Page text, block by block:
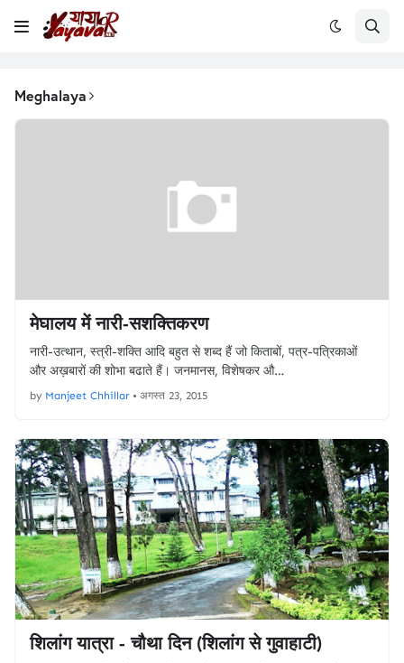
Meghalaya
मेघालय में नारी-सशक्तिकरण
नारी-उत्थान, स्त्री-शक्ति आदि बहुत से शब्द हैं जो किताबों, पत्र-पत्रिकाओं
और अख़बारों की शोभा बढाते हैं। जनमानस, विशेषकर औ…
by Manjeet Chhillar • अगस्त 23, 2015
शिलांग यात्रा - चौथा दिन (शिलांग से गुवाहाटी)